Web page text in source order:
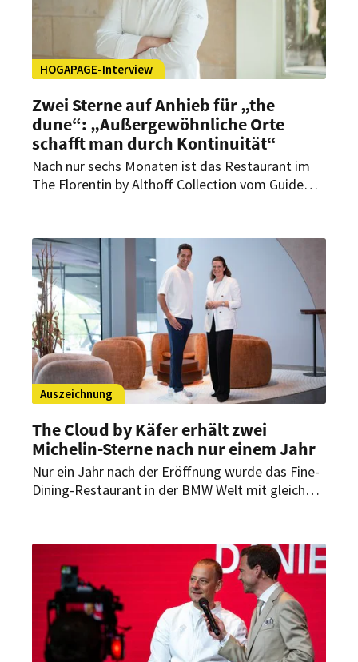
HOGAPAGE-Interview
Zwei Sterne auf Anhieb für „the
dune“: „Außergewöhnliche Orte
schafft man durch Kontinuität“
Nach nur sechs Monaten ist das Restaurant im
The Florentin by Althoff Collection vom Guide
spricht Küchenchef Niclas Nußbaumer über den
schnellen Erfolg, steigende Erwartungen und die
Bedeutung Frankfurts als Genussdestination.
Auszeichnung
The Cloud by Käfer erhält zwei
Michelin-Sterne nach nur einem Jahr
Nur ein Jahr nach der Eröffnung wurde das Fine-
Dining-Restaurant in der BMW Welt mit gleich
Küchenchef Jens Madsen und seinem Team, das
internationale Einflüsse mit präzisem Handwerk
verbindet.